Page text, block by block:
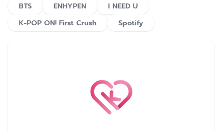
BTS ENHYPEN
I NEED U
K-POP ON! First Crush
Spotify